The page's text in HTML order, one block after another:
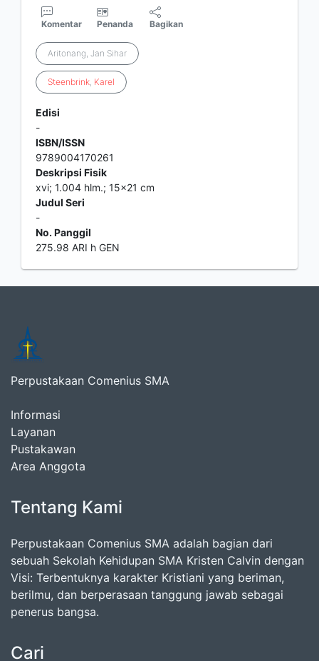
Komentar Penanda Bagikan
Aritonang, Jan Sihar
Steenbrink, Karel
Edisi
-
ISBN/ISSN
9789004170261
Deskripsi Fisik
xvi; 1.004 hlm.; 15x21 cm
Judul Seri
-
No. Panggil
275.98 ARI h GEN
Perpustakaan Comenius SMA
Informasi
Layanan
Pustakawan
Area Anggota
Tentang Kami
Perpustakaan Comenius SMA adalah bagian dari
sebuah Sekolah Kehidupan SMA Kristen Calvin dengan
Visi: Terbentuknya karakter Kristiani yang beriman,
berilmu, dan berperasaan tanggung jawab sebagai
penerus bangsa.
Cari